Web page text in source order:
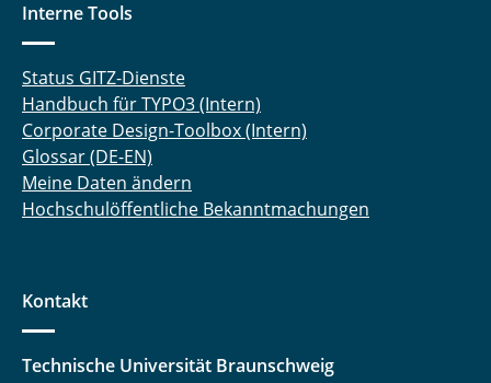
Interne Tools
Status GITZ-Dienste
Handbuch für TYPO3 (Intern)
Corporate Design-Toolbox (Intern)
Glossar (DE-EN)
Meine Daten ändern
Hochschulöffentliche Bekanntmachungen
Kontakt
Technische Universität Braunschweig